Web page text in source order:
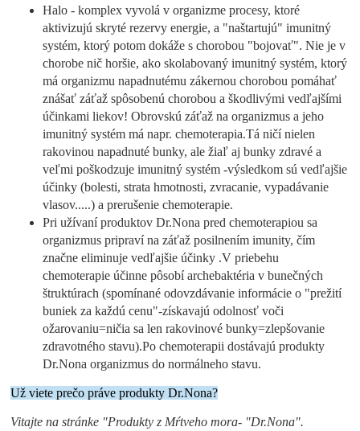
Halo - komplex vyvolá v organizme procesy, ktoré
aktivizujú skryté rezervy energie, a "naštartujú" imunitný
systém, ktorý potom dokáže s chorobou "bojovať". Nie je v
chorobe nič horšie, ako skolabovaný imunitný systém, ktorý
má organizmu napadnutému zákernou chorobou pomáhať
znášať záťaž spôsobenú chorobou a škodlivými vedľajšími
účinkami liekov! Obrovskú záťaž na organizmus a jeho
imunitný systém má napr. chemoterapia.Tá ničí nielen
rakovinou napadnuté bunky, ale žiaľ aj bunky zdravé a
veľmi poškodzuje imunitný systém -výsledkom sú vedľajšie
účinky (bolesti, strata hmotnosti, zvracanie, vypadávanie
vlasov.....) a prerušenie chemoterapie.
Pri užívaní produktov Dr.Nona pred chemoterapiou sa
organizmus pripraví na záťaž posilnením imunity, čím
značne eliminuje vedľajšie účinky .V priebehu
chemoterapie účinne pôsobí archebaktéria v bunečných
štruktúrach (spomínané odovzdávanie informácie o "prežití
buniek za každú cenu"-získavajú odolnosť voči
ožarovaniu=ničia sa len rakovinové bunky=zlepšovanie
zdravotného stavu).Po chemoterapii dostávajú produkty
Dr.Nona organizmus do normálneho stavu.
Už viete prečo práve produkty Dr.Nona?
Vitajte na stránke "Produkty z Mŕtveho mora- "Dr.Nona".